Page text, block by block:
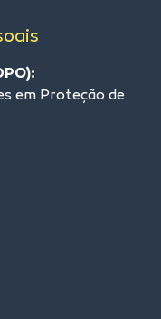
em Proteção de